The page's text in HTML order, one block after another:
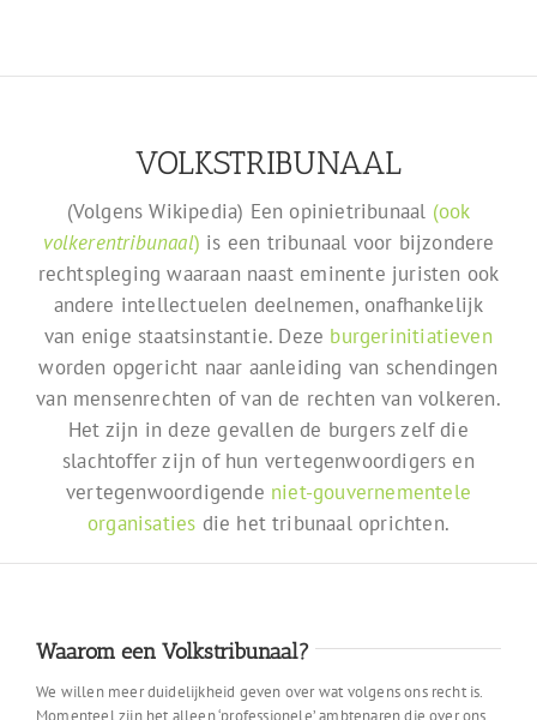
VOLKSTRIBUNAAL
(Volgens Wikipedia) Een opinietribunaal (ook
volkerentribunaal) is een tribunaal voor bijzondere
rechtspleging waaraan naast eminente juristen ook
andere intellectuelen deelnemen, onafhankelijk
van enige staatsinstantie. Deze burgerinitiatieven
worden opgericht naar aanleiding van schendingen
van mensenrechten of van de rechten van volkeren.
Het zijn in deze gevallen de burgers zelf die
slachtoffer zijn of hun vertegenwoordigers en
vertegenwoordigende niet-gouvernementele
organisaties die het tribunaal oprichten.
Waarom een Volkstribunaal?
We willen meer duidelijkheid geven over wat volgens ons recht is.
Momenteel zijn het alleen ‘professionele’ ambtenaren die over ons